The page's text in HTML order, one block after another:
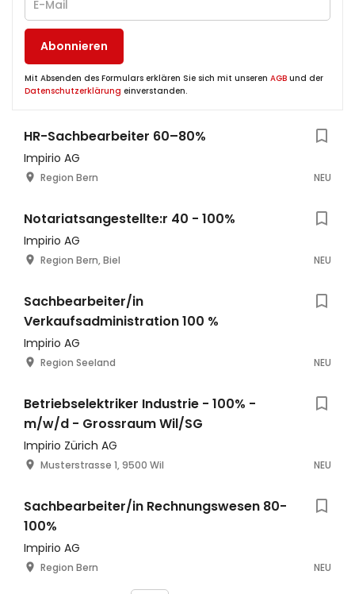
Abonnieren
Mit Absenden des Formulars erklären Sie sich mit unseren AGB und der
Datenschutzerklärung einverstanden.
HR-Sachbearbeiter 60–80%
Impirio AG
Region Bern NEU
Notariatsangestellte:r 40 - 100%
Impirio AG
Region Bern, Biel NEU
Sachbearbeiter/in
Verkaufsadministration 100 %
Impirio AG
Region Seeland NEU
Betriebselektriker Industrie - 100% -
m/w/d - Grossraum Wil/SG
Impirio Zürich AG
Musterstrasse 1, 9500 Wil NEU
Sachbearbeiter/in Rechnungswesen 80-
100%
Impirio AG
Region Bern NEU